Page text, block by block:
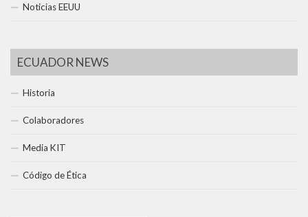
Noticias EEUU
ECUADOR NEWS
Historia
Colaboradores
Media KIT
Código de Ética